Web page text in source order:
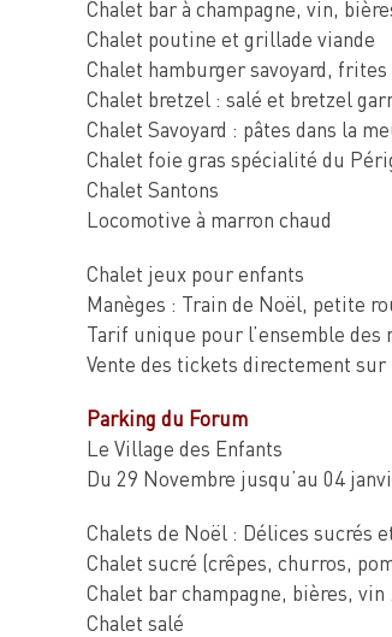
Chalet bar à champagne, vin,
Chalet poutine et grillade viande
Chalet hamburger savoyard, frites
Chalet bretzel : salé et bretzel
Chalet Savoyard : pâtes dans la
Chalet foie gras spécialité du
Chalet Santons
Locomotive à marron chaud
Chalet jeux pour enfants
Manèges : Train de Noël, petite
Tarif unique pour l’ensemble
Vente des tickets directement sur
Parking du Forum
Le Village des Enfants
Du 29 Novembre jusqu’au 04
Chalets de Noël : Délices sucrés
Chalet sucré (crêpes, churros,
Chalet bar champagne, bières, vin
Chalet salé